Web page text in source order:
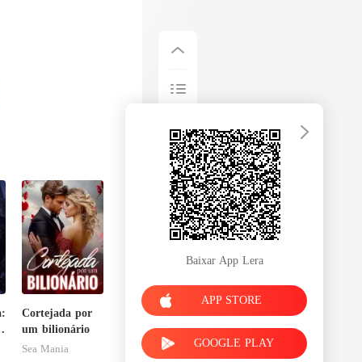
Cortejada por
um bilionário
Sea Mania
Baixar App Lera
APP STORE
GOOGLE PLAY